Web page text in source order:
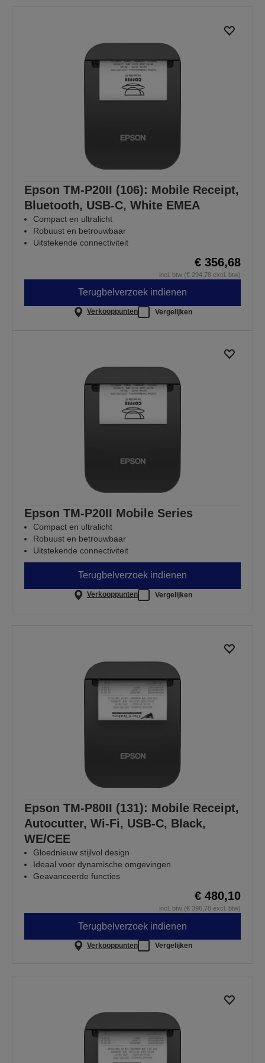
Epson TM-P20II (106): Mobile Receipt,
Bluetooth, USB-C, White EMEA
Compact en ultralicht
Robuust en betrouwbaar
Uitstekende connectiviteit
€ 356,68
incl. btw (€ 294,78 excl. btw)
Terugbelverzoek indienen
Verkooppunten Vergelijken
Epson TM-P20II Mobile Series
Compact en ultralicht
Robuust en betrouwbaar
Uitstekende connectiviteit
Terugbelverzoek indienen
Verkooppunten Vergelijken
Epson TM-P80II (131): Mobile Receipt,
Autocutter, Wi-Fi, USB-C, Black,
WE/CEE
Gloednieuw stijlvol design
Ideaal voor dynamische omgevingen
Geavanceerde functies
€ 480,10
incl. btw (€ 396,78 excl. btw)
Terugbelverzoek indienen
Verkooppunten Vergelijken